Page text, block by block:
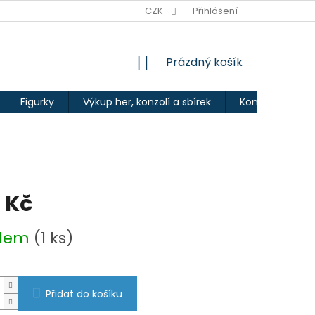
CZK Přihlášení
NÁKUPNÍ
Prázdný košík
Figurky Výkup her, konzolí a sbírek Kontakty
(1 ks)
Přidat do košíku